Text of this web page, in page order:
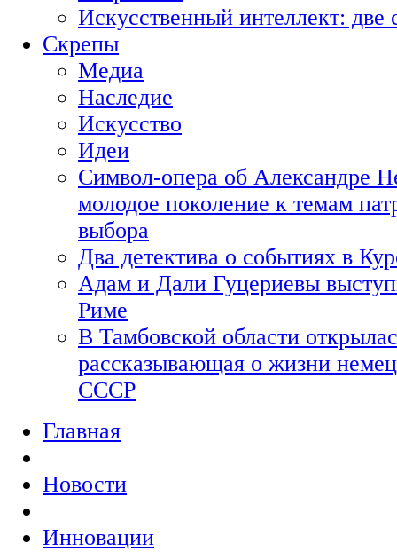
Искусственный интеллект:
Скрепы
Медиа
Наследие
Искусство
Идеи
Символ-опера об Александре
молодое поколение к темам
выбора
Два детектива о событиях в
Адам и Дали Гуцериевы
Риме
В Тамбовской области
рассказывающая о жизни
СССР
Главная
Новости
Инновации